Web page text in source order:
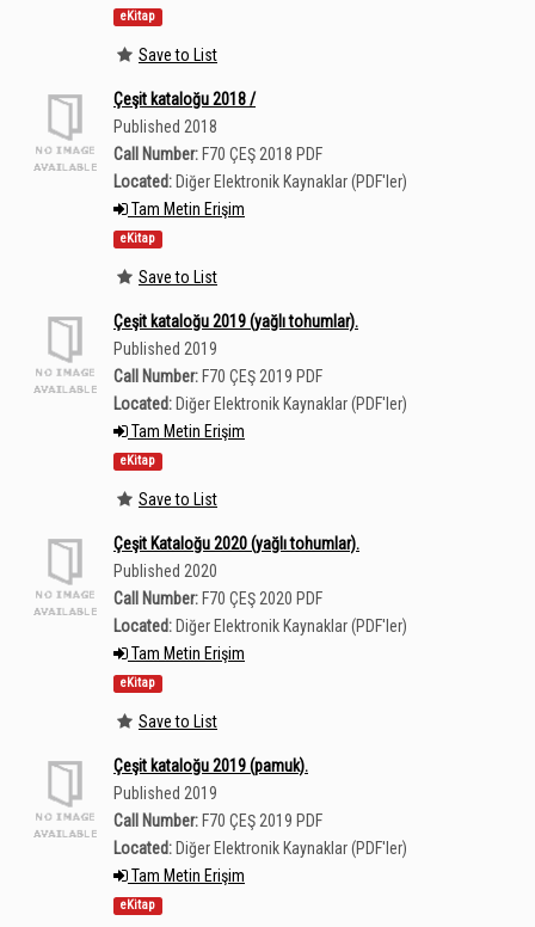
eKitap
Save to List
Çeşit kataloğu 2018 /
Published 2018
Call Number: F70 ÇEŞ 2018 PDF
Located: Diğer Elektronik Kaynaklar (PDF'ler)
Tam Metin Erişim
eKitap
Save to List
Çeşit kataloğu 2019 (yağlı tohumlar).
Published 2019
Call Number: F70 ÇEŞ 2019 PDF
Located: Diğer Elektronik Kaynaklar (PDF'ler)
Tam Metin Erişim
eKitap
Save to List
Çeşit Kataloğu 2020 (yağlı tohumlar).
Published 2020
Call Number: F70 ÇEŞ 2020 PDF
Located: Diğer Elektronik Kaynaklar (PDF'ler)
Tam Metin Erişim
eKitap
Save to List
Çeşit kataloğu 2019 (pamuk).
Published 2019
Call Number: F70 ÇEŞ 2019 PDF
Located: Diğer Elektronik Kaynaklar (PDF'ler)
Tam Metin Erişim
eKitap